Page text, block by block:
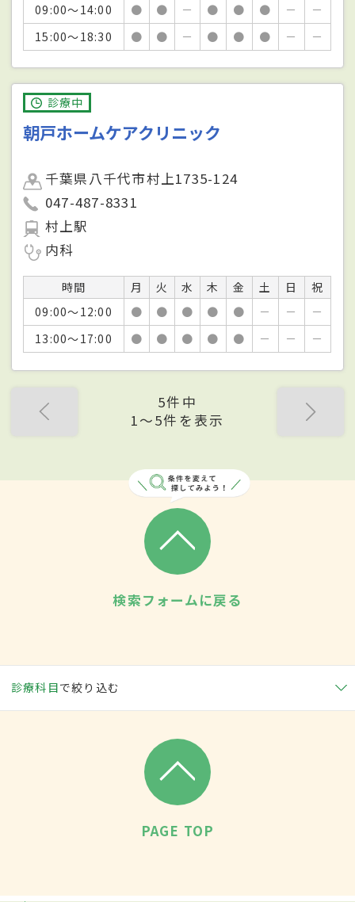
09:00～14:00 ● ● － ● ● ● －
－
15:00～18:30
● ● － ● ● ● － －
診療中
朝戸ホームケアクリニック
千葉県八千代市村上1735-124
047-487-8331
村上駅
内科
時間 月 火 水 木 金 土 日
祝
09:00～12:00
● ● ● ● ● － －
－
13:00～17:00
● ● ● ● ● － － －
5件中
1〜5件を表示
検索フォームに戻る
診療科目で絞り込む
PAGE TOP